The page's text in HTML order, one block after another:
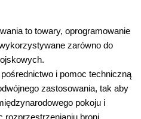
to towary, oprogramowanie
zarówno do
i pomoc techniczną
zastosowania, tak aby
pokoju i
rozprzestrzenianiu broni